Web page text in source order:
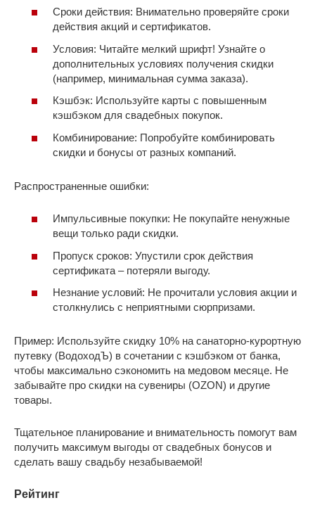
Сроки действия: Внимательно проверяйте сроки
действия акций и сертификатов.
Условия: Читайте мелкий шрифт! Узнайте о
дополнительных условиях получения скидки
(например, минимальная сумма заказа).
Кэшбэк: Используйте карты с повышенным
кэшбэком для свадебных покупок.
Комбинирование: Попробуйте комбинировать
скидки и бонусы от разных компаний.
Распространенные ошибки:
Импульсивные покупки: Не покупайте ненужные
вещи только ради скидки.
Пропуск сроков: Упустили срок действия
сертификата – потеряли выгоду.
Незнание условий: Не прочитали условия акции и
столкнулись с неприятными сюрпризами.
Пример: Используйте скидку 10% на санаторно-курортную
путевку (ВодоходЪ) в сочетании с кэшбэком от банка,
чтобы максимально сэкономить на медовом месяце. Не
забывайте про скидки на сувениры (OZON) и другие
товары.
Тщательное планирование и внимательность помогут вам
получить максимум выгоды от свадебных бонусов и
сделать вашу свадьбу незабываемой!
Рейтинг